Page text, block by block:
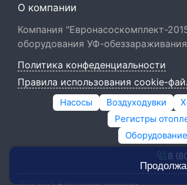
О компании
Компания "Евронасоскомплект-
оборудования УФ-
Политика конфеденциальности
Правила использования cookie-
Насосы Воздуходувки
Регистры
8